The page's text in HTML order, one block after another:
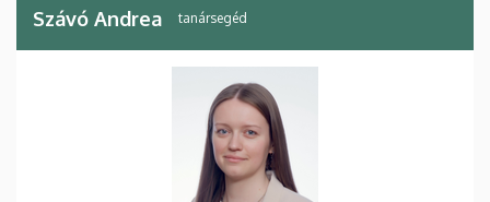
Szávó Andrea tanársegéd